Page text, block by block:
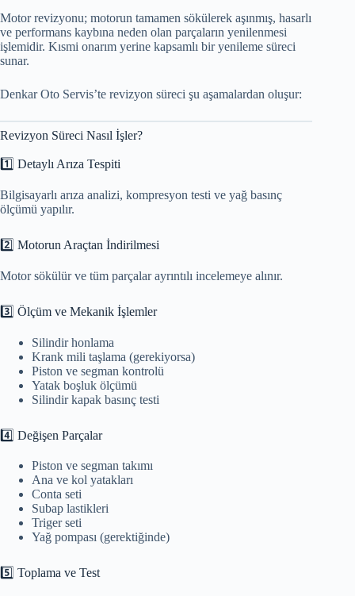
Motor revizyonu; motorun tamamen sökülerek aşınmış, hasarlı
ve performans kaybına neden olan parçaların yenilenmesi
işlemidir. Kısmi onarım yerine kapsamlı bir yenileme süreci
sunar.
Denkar Oto Servis’te revizyon süreci şu aşamalardan oluşur:
Revizyon Süreci Nasıl İşler?
1️⃣ Detaylı Arıza Tespiti
Bilgisayarlı arıza analizi, kompresyon testi ve yağ basınç
ölçümü yapılır.
2️⃣ Motorun Araçtan İndirilmesi
Motor sökülür ve tüm parçalar ayrıntılı incelemeye alınır.
3️⃣ Ölçüm ve Mekanik İşlemler
Silindir honlama
Krank mili taşlama (gerekiyorsa)
Piston ve segman kontrolü
Yatak boşluk ölçümü
Silindir kapak basınç testi
4️⃣ Değişen Parçalar
Piston ve segman takımı
Ana ve kol yatakları
Conta seti
Subap lastikleri
Triger seti
Yağ pompası (gerektiğinde)
5️⃣ Toplama ve Test